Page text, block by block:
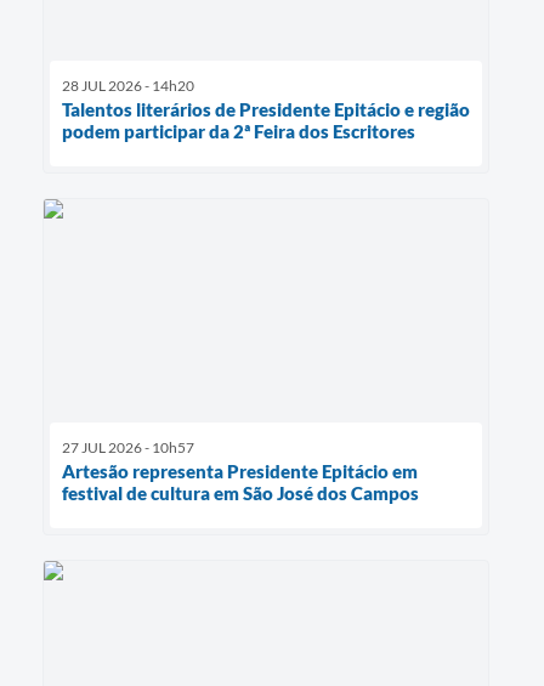
28 JUL 2026 - 14h20
Talentos literários de Presidente Epitácio e região
podem participar da 2ª Feira dos Escritores
27 JUL 2026 - 10h57
Artesão representa Presidente Epitácio em
festival de cultura em São José dos Campos